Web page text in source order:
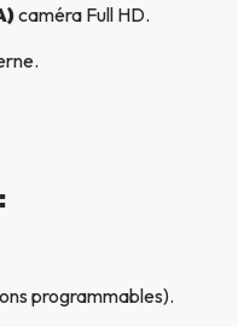
caméra Full HD.
programmables).